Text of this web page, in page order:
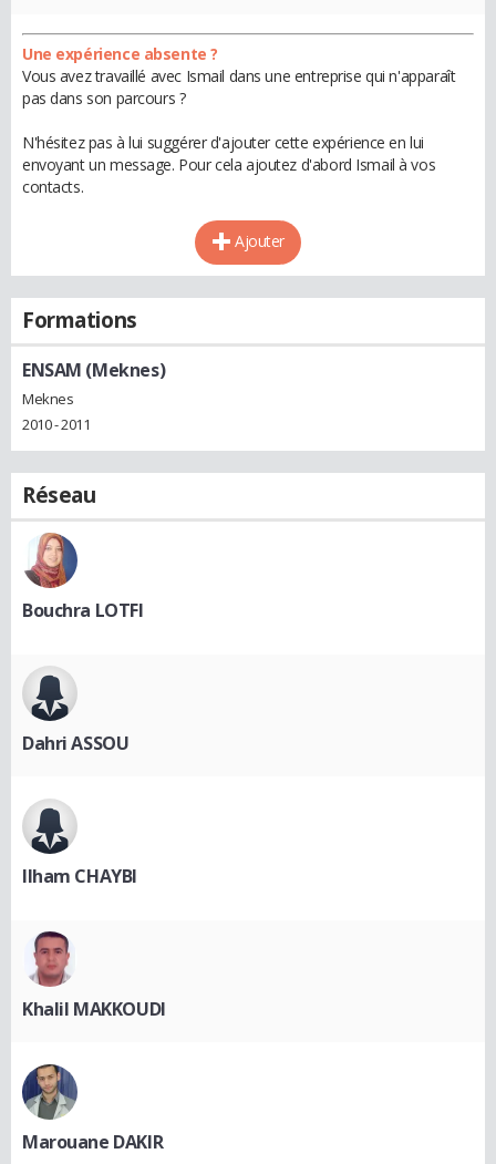
Une expérience absente ?
Vous avez travaillé avec Ismail dans une entreprise qui n'apparaît
pas dans son parcours ?
N'hésitez pas à lui suggérer d'ajouter cette expérience en lui
envoyant un message. Pour cela ajoutez d'abord Ismail à vos
contacts.
Ajouter
Formations
ENSAM (Meknes)
Meknes
2010 - 2011
Réseau
Bouchra LOTFI
Dahri ASSOU
Ilham CHAYBI
Khalil MAKKOUDI
Marouane DAKIR